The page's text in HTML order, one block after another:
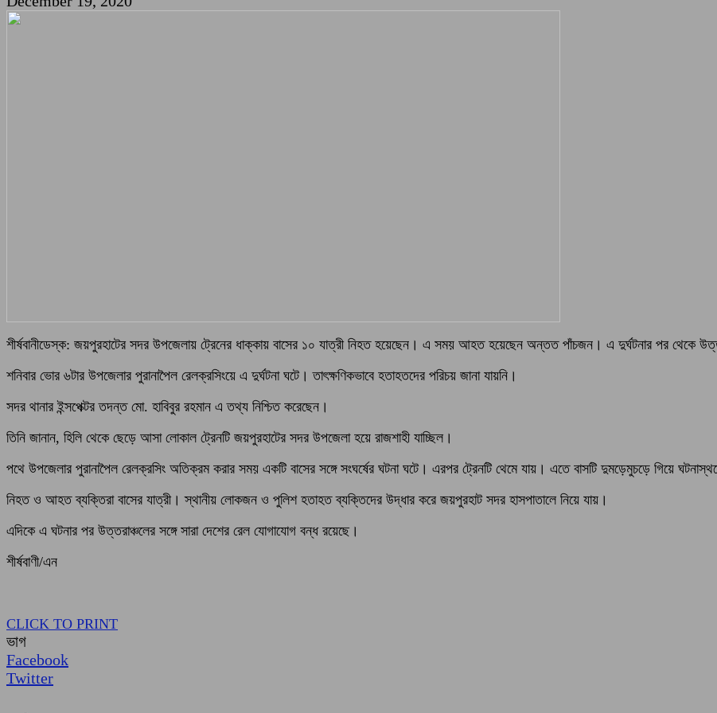
শীর্ষবানীডেস্ক: জয়পুরহাটের সদর উপজেলায় ট্রেনের ধাক্কায় বাসের ১০ যাত্রী নিহত হয়েছেন। এ সময় আহত হয়েছেন অন্তত পাঁচজন। এ দুর্ঘটনার পর থেকে
শনিবার ভোর ৬টার উপজেলার পুরানাপৈল রেলক্রসিংয়ে এ দুর্ঘটনা ঘটে। তাৎক্ষণিকভাবে হতাহতদের পরিচয় জানা যায়নি।
সদর থানার ইন্সপেক্টর তদন্ত মো. হাবিবুর রহমান এ তথ্য নিশ্চিত করেছেন।
তিনি জানান, হিলি থেকে ছেড়ে আসা লোকাল ট্রেনটি জয়পুরহাটের সদর উপজেলা হয়ে রাজশাহী যাচ্ছিল।
পথে উপজেলার পুরানাপৈল রেলক্রসিং অতিক্রম করার সময় একটি বাসের সঙ্গে সংঘর্ষের ঘটনা ঘটে। এরপর ট্রেনটি থেমে যায়। এতে বাসটি দুমড়েমুচড়ে গিয়ে
নিহত ও আহত ব্যক্তিরা বাসের যাত্রী। স্থানীয় লোকজন ও পুলিশ হতাহত ব্যক্তিদের উদ্ধার করে জয়পুরহাট সদর হাসপাতালে নিয়ে যায়।
এদিকে এ ঘটনার পর উত্তরাঞ্চলের সঙ্গে সারা দেশের রেল যোগাযোগ বন্ধ রয়েছে।
শীর্ষবাণী/এন
CLICK TO PRINT
ভাগ
Facebook
Twitter